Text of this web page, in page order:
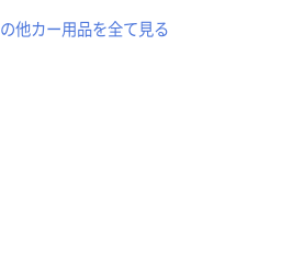
他カー用品を全て見る